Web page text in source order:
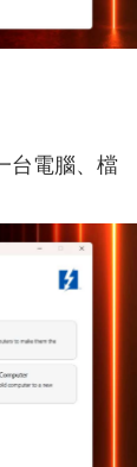
台電腦、檔